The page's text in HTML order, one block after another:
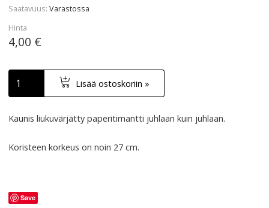
Saatavuus Varastossa
Hinta
4,00 €
Lisää ostoskoriin »
Kaunis liukuvärjätty paperitimantti juhlaan kuin juhlaan.
Koristeen korkeus on noin 27 cm.
Save